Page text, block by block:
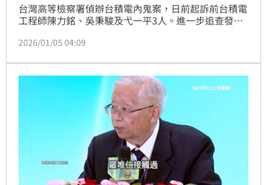
台灣高等檢察署偵辦台積電內鬼案，日前起訴前台積電
工程師陳力銘、吳秉駿及弋一平3人。進一步追查發
盧姓行銷主管也涉嫌湮滅證據，5日依國家安全法擅自
罪，追加起訴陳力銘及陳姓工程師、盧姓主管，分別求
處7年、8年8月、1年有期徒刑。對東京威力科創則求
處罰金2500萬元。
2026/01/05 04:09